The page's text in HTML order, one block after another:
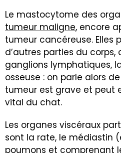
Le mastocytome des
tumeur maligne, encore
tumeur cancéreuse. Elles
d’autres parties du
ganglions lymphatiques,
osseuse : on parle alors de
tumeur est grave et peut
vital du chat.
Les organes viscéraux
sont la rate, le médiastin
poumons et comprenant